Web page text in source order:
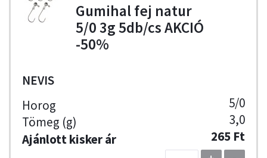
Gumihal fej natur
5/0 3g 5db/cs AKCIÓ
-50%
NEVIS
5/0
3,0
265 Ft